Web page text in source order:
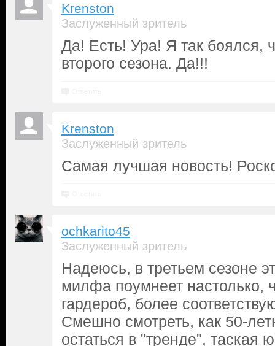
Krenston
Заслуженный зритель
Да! Есть! Ура! Я так боялся,
второго сезона. Да!!!
Krenston
Заслуженный зритель
Самая лучшая новость!
ochkarito45
Заслуженный зритель
Надеюсь, в третьем сезоне
милфа поумнеет настолько,
гардероб, более
Смешно смотреть, как 50-
остаться в "тренде", таская